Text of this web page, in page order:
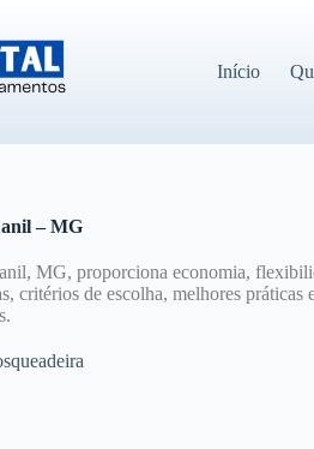
Início
– MG
MG, proporciona economia,
critérios de escolha, melhores